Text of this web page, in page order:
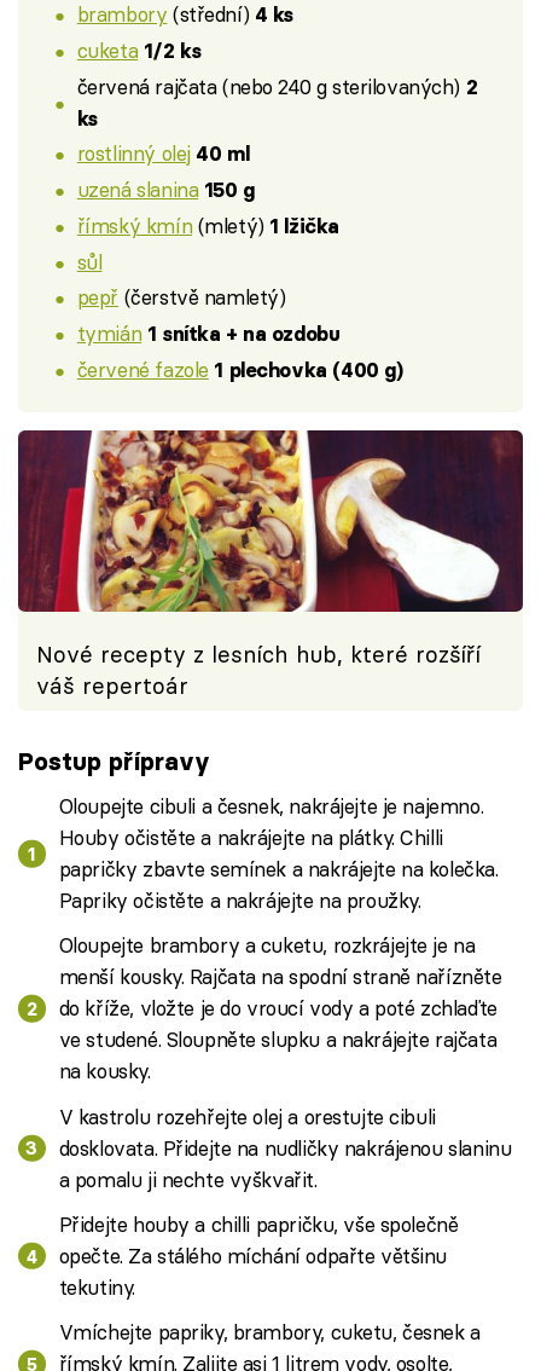
brambory (střední) 4 ks
cuketa 1/2 ks
červená rajčata (nebo 240 g sterilovaných) 2
ks
rostlinný olej 40 ml
uzená slanina 150 g
římský kmín(mletý) 1 lžička
sůl
pepř (čerstvě namletý)
tymián 1 snítka + na ozdobu
červené fazole 1 plechovka (400 g)
Nové recepty z lesních hub, které rozšíří
váš repertoár
Postup přípravy
Oloupejte cibuli a česnek, nakrájejte je najemno.
Houby očistěte a nakrájejte na plátky. Chilli
papričky zbavte semínek a nakrájejte na kolečka.
Papriky očistěte a nakrájejte na proužky.
Oloupejte brambory a cuketu, rozkrájejte je na
menší kousky. Rajčata na spodní straně nařízněte
do kříže, vložte je do vroucí vody a poté zchlaďte
ve studené. Sloupněte slupku a nakrájejte rajčata
na kousky.
V kastrolu rozehřejte olej a orestujte cibuli
dosklovata. Přidejte na nudličky nakrájenou slaninu
a pomalu ji nechte vyškvařit.
Přidejte houby a chilli papričku, vše společně
opečte. Za stálého míchání odpařte většinu
tekutiny.
Vmíchejte papriky, brambory, cuketu, česnek a
římský kmín. Zalijte asi 1 litrem vody, osolte,